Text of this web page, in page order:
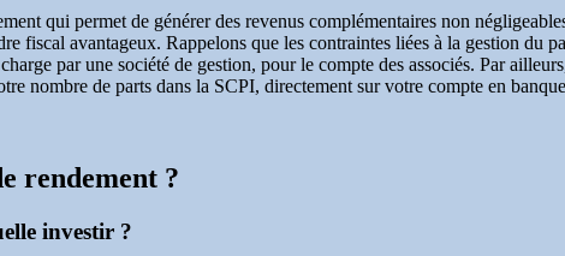
qui permet de générer des revenus complémentaires non
fiscal avantageux. Rappelons que les contraintes liées à la gestion du
par une société de gestion, pour le compte des associés. Par
nombre de parts dans la SCPI, directement sur votre compte en
rendement ?
investir ?